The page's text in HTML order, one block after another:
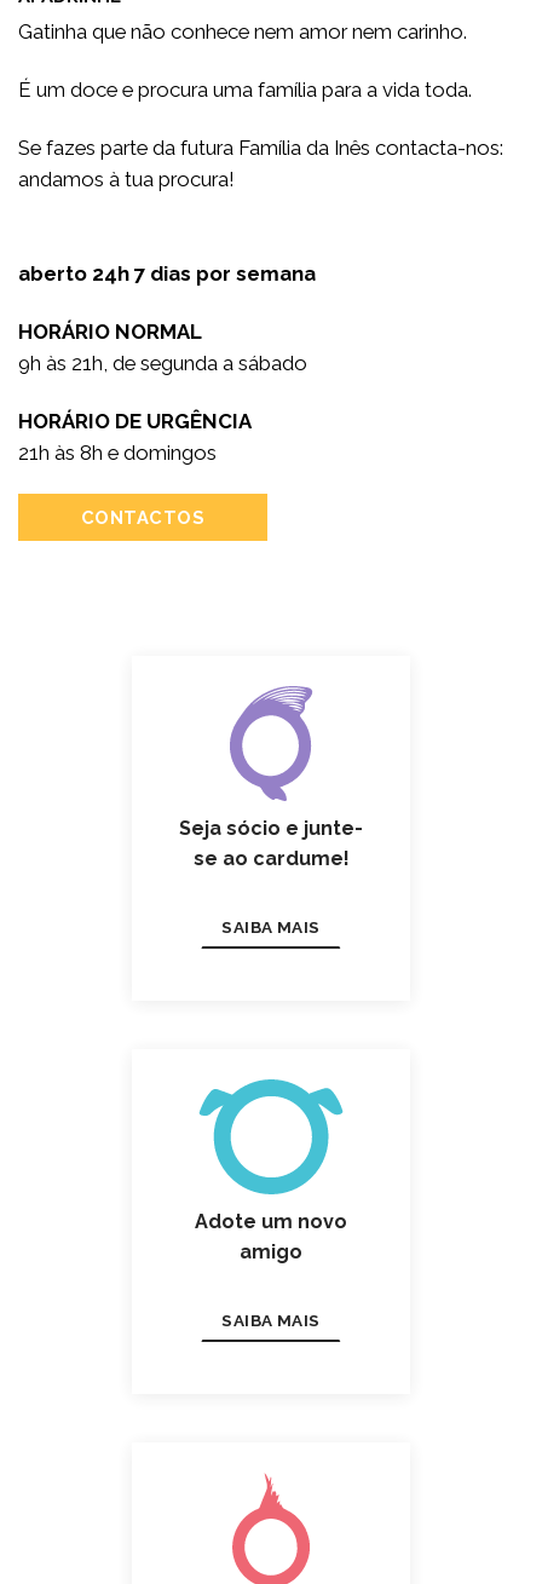
Gatinha que não conhece nem amor nem carinho.
É um doce e procura uma família para a vida toda.
Se fazes parte da futura Família da Inês contacta-nos:
andamos à tua procura!
aberto 24h 7 dias por semana
HORÁRIO NORMAL
9h às 21h, de segunda a sábado
HORÁRIO DE URGÊNCIA
21h às 8h e domingos
CONTACTOS
Seja sócio e junte-
se ao cardume!
SAIBA MAIS
Adote um novo
amigo
SAIBA MAIS